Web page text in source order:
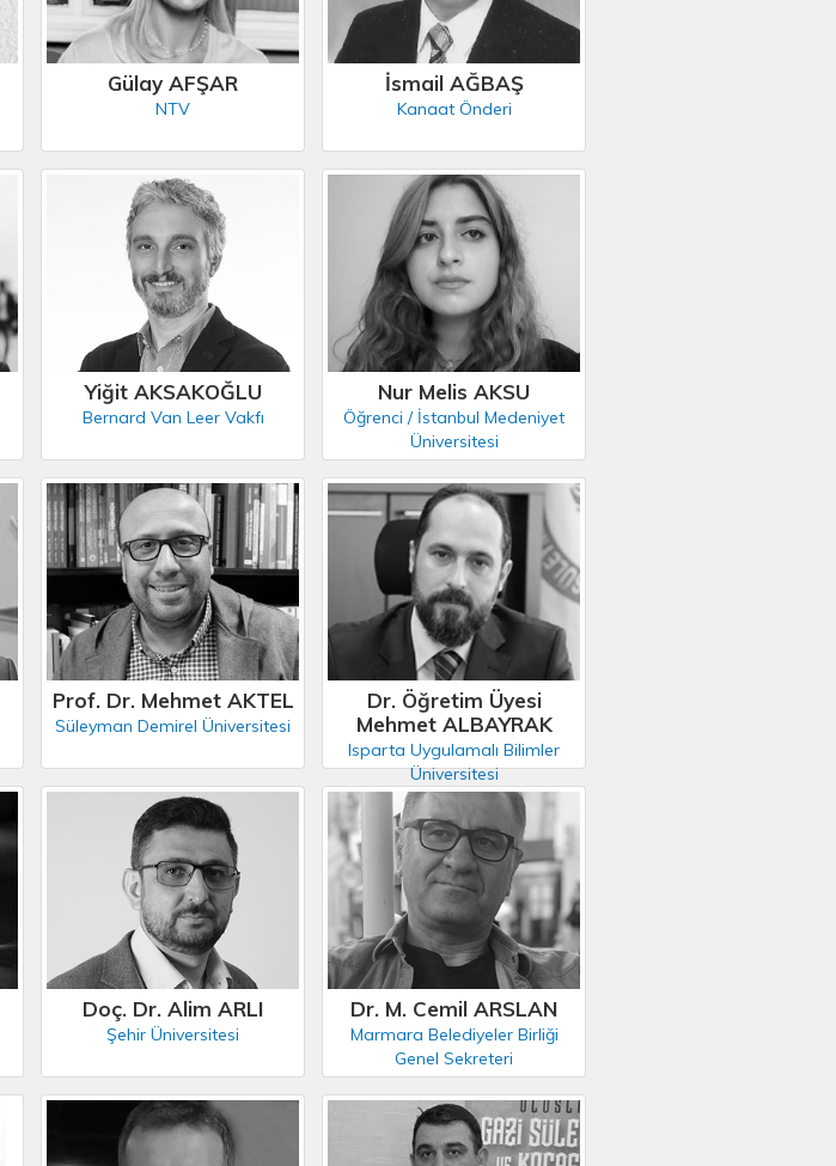
Gülay AFŞAR
NTV
İsmail AĞBAŞ
Kanaat Önderi
Yiğit AKSAKOĞLU
Bernard Van Leer Vakfı
Nur Melis AKSU
Öğrenci / İstanbul Medeniyet
Üniversitesi
Prof. Dr. Mehmet AKTEL
Süleyman Demirel Üniversitesi
Dr. Öğretim Üyesi
Mehmet ALBAYRAK
Isparta Uygulamalı Bilimler
Üniversitesi
Doç. Dr. Alim ARLI
Şehir Üniversitesi
Dr. M. Cemil ARSLAN
Marmara Belediyeler Birliği
Genel Sekreteri